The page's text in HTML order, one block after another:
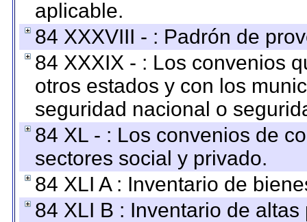
aplicable.
84 XXXVIII - : Padrón de
84 XXXIX - : Los convenios
otros estados y con los
seguridad nacional o
84 XL - : Los convenios de
sectores social y privado.
84 XLI A : Inventario de
84 XLI B : Inventario de